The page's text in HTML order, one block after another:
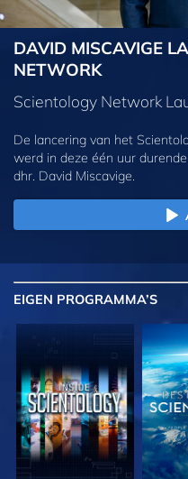
DAVID MISCAVIGE
NETWORK
Scientology Network
De lancering van het
werd in deze één uur
dhr. David Miscavige.
EIGEN PROGRAMMA’S